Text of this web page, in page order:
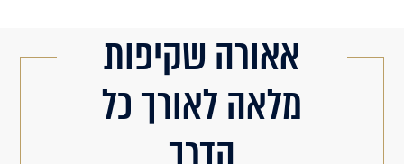
אאורה שקיפות
מלאה לאורך כל